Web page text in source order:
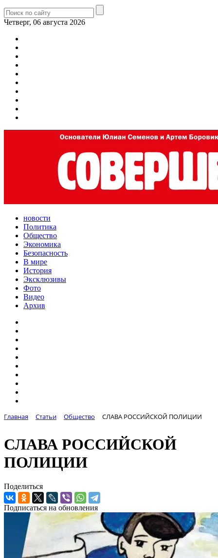
Четверг, 06 августа 2026
новости
Политика
Общество
Экономика
Безопасность
В мире
История
Эксклюзивы
Фото
Видео
Архив
Главная Статьи Общество СЛАВА РОССИЙСКОЙ ПОЛИЦИИ
СЛАВА РОССИЙСКОЙ
ПОЛИЦИИ
Поделиться
Подписаться на обновления